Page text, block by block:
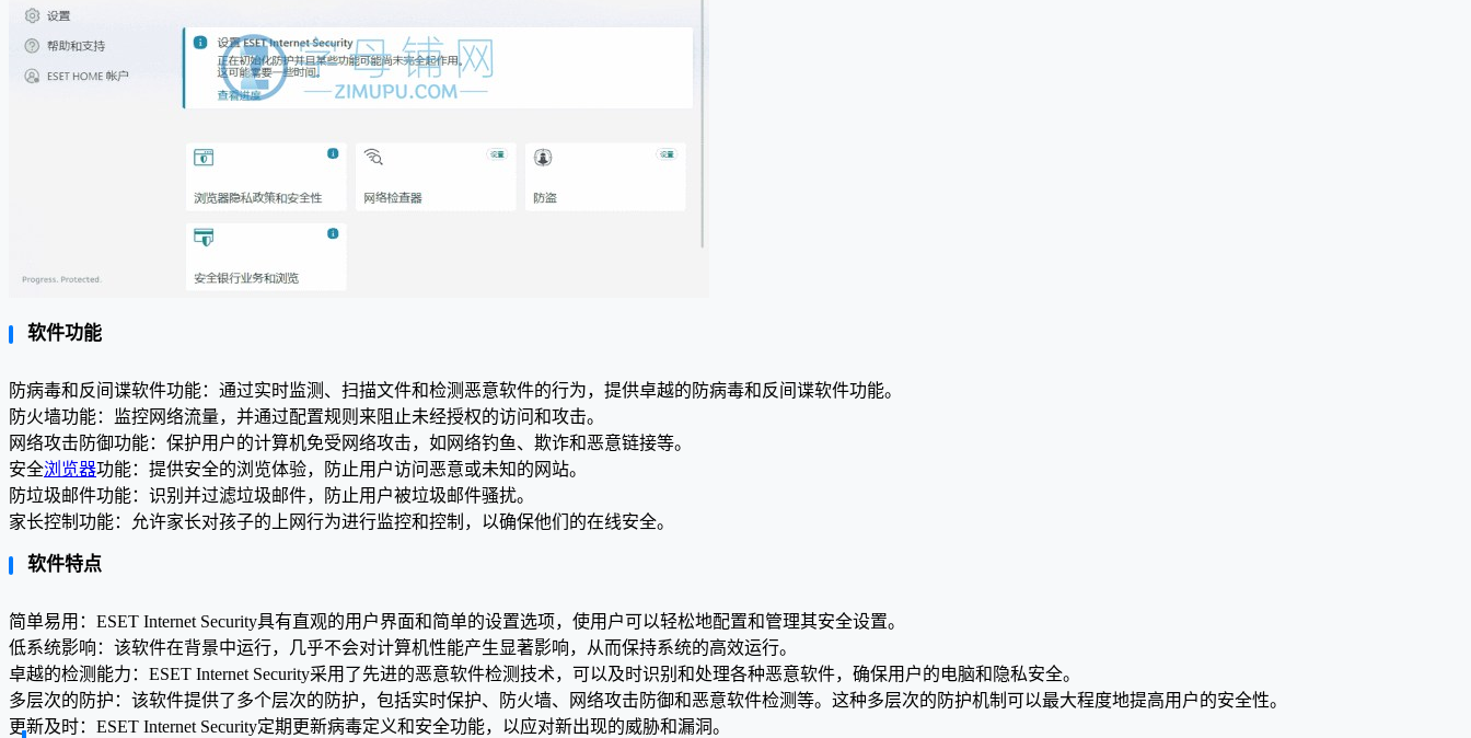
软件功能
防病毒和反间谍软件功能：通过实时监测、扫描文件和检测恶意软件的行为，提供卓越的防病毒和反间谍软件功能。
防火墙功能：监控网络流量，并通过配置规则来阻止未经授权的访问和攻击。
网络攻击防御功能：保护用户的计算机免受网络攻击，如网络钓鱼、欺诈和恶意链接等。
安全浏览器功能：提供安全的浏览体验，防止用户访问恶意或未知的网站。
防垃圾邮件功能：识别并过滤垃圾邮件，防止用户被垃圾邮件骚扰。
家长控制功能：允许家长对孩子的上网行为进行监控和控制，以确保他们的在线安全。
软件特点
简单易用：ESET Internet Security具有直观的用户界面和简单的设置选项，使用户可以轻松地配置和管理其安全设置。
低系统影响：该软件在背景中运行，几乎不会对计算机性能产生显著影响，从而保持系统的高效运行。
卓越的检测能力：ESET Internet Security采用了先进的恶意软件检测技术，可以及时识别和处理各种恶意软件，确保用户的电脑和隐私安全。
多层次的防护：该软件提供了多个层次的防护，包括实时保护、防火墙、网络攻击防御和恶意软件检测等。这种多层次的防护机制可以最大程度地提高用户的安全性。
更新及时：ESET Internet Security定期更新病毒定义和安全功能，以应对新出现的威胁和漏洞。